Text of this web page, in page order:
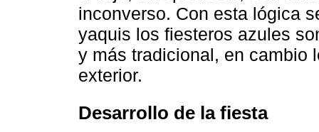
inconverso. Con esta lógica
yaquis los fiesteros azules
y más tradicional, en cambio
exterior.
Desarrollo de la fiesta